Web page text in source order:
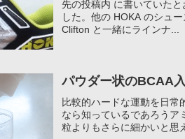
先の投稿内 に書いていた
した。他の HOKA のシュ
Clifton と一緒にラインナ...
パウダー状のBCAA
比較的ハードな運動を日常
なら知っているであろうア
粒よりもさらに細かいと思